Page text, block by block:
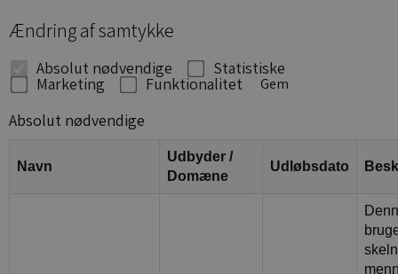
Ændring af samtykke
Absolut nødvendige Statistiske
Marketing Funktionalitet Gem
Absolut nødvendige
Navn
Udbyder /
Domæne
Udløbsdato